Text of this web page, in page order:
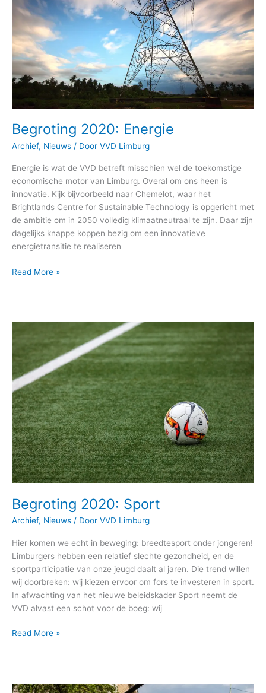
Begroting 2020: Energie
Archief, Nieuws / Door VVD Limburg
Energie is wat de VVD betreft misschien wel de toekomstige
economische motor van Limburg. Overal om ons heen is
innovatie. Kijk bijvoorbeeld naar Chemelot, waar het
Brightlands Centre for Sustainable Technology is opgericht met
de ambitie om in 2050 volledig klimaatneutraal te zijn. Daar zijn
dagelijks knappe koppen bezig om een innovatieve
energietransitie te realiseren
Read More »
Begroting 2020: Sport
Archief, Nieuws / Door VVD Limburg
Hier komen we echt in beweging: breedtesport onder jongeren!
Limburgers hebben een relatief slechte gezondheid, en de
sportparticipatie van onze jeugd daalt al jaren. Die trend willen
wij doorbreken: wij kiezen ervoor om fors te investeren in sport.
In afwachting van het nieuwe beleidskader Sport neemt de
VVD alvast een schot voor de boeg: wij
2020:
Read More »
Begroting